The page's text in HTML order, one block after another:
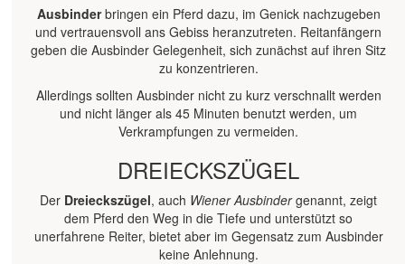
Ausbinderbringen ein Pferd dazu, im Genick nachzugeben
und vertrauensvoll ans Gebiss heranzutreten. Reitanfängern
geben die Ausbinder Gelegenheit, sich zunächst auf ihren Sitz
zu konzentrieren.
Allerdings sollten Ausbinder nicht zu kurz verschnallt werden
und nicht länger als 45 Minuten benutzt werden, um
Verkrampfungen zu vermeiden.
DREIECKSZÜGEL
Der Dreieckszügel, auch Wiener Ausbindergenannt, zeigt
dem Pferd den Weg in die Tiefe und unterstützt so
unerfahrene Reiter, bietet aber im Gegensatz zum Ausbinder
keine Anlehnung.